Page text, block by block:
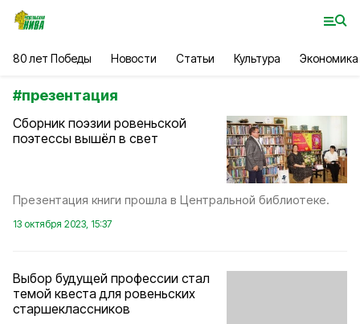
80 лет Победы Новости Статьи Культура Экономика
#презентация
Сборник поэзии ровеньской
поэтессы вышёл в свет
Презентация книги прошла в Центральной библиотеке.
13 октября 2023, 15:37
Выбор будущей профессии стал
темой квеста для ровеньских
старшеклассников